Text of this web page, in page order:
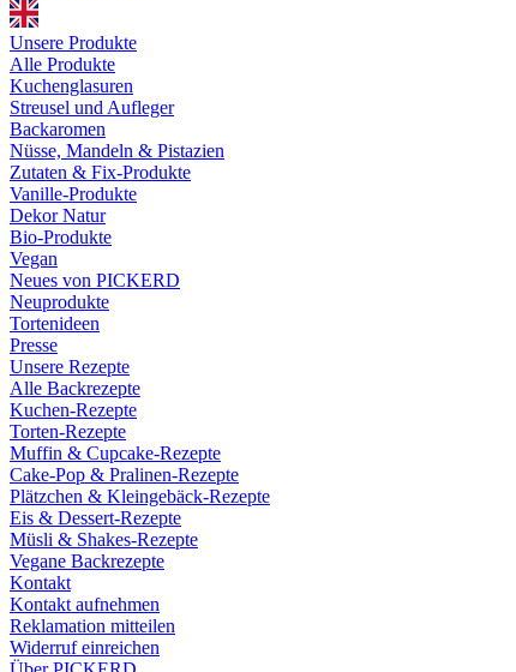
Unsere Produkte
Alle Produkte
Kuchenglasuren
Streusel und Aufleger
Backaromen
Nüsse, Mandeln & Pistazien
Zutaten & Fix-Produkte
Vanille-Produkte
Dekor Natur
Bio-Produkte
Vegan
Neues von PICKERD
Neuprodukte
Tortenideen
Presse
Unsere Rezepte
Alle Backrezepte
Kuchen-Rezepte
Torten-Rezepte
Muffin & Cupcake-Rezepte
Cake-Pop & Pralinen-Rezepte
Plätzchen & Kleingebäck-Rezepte
Eis & Dessert-Rezepte
Müsli & Shakes-Rezepte
Vegane Backrezepte
Kontakt
Kontakt aufnehmen
Reklamation mitteilen
Widerruf einreichen